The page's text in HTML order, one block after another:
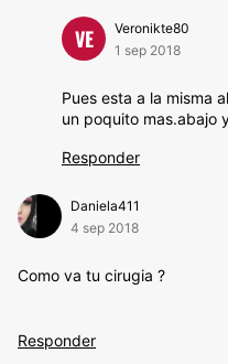
VE
Veronikte80
1 sep 2018
Pues esta a la misma
un poquito mas.abajo
Responder
Daniela411
4 sep 2018
Como va tu cirugia ?
Responder